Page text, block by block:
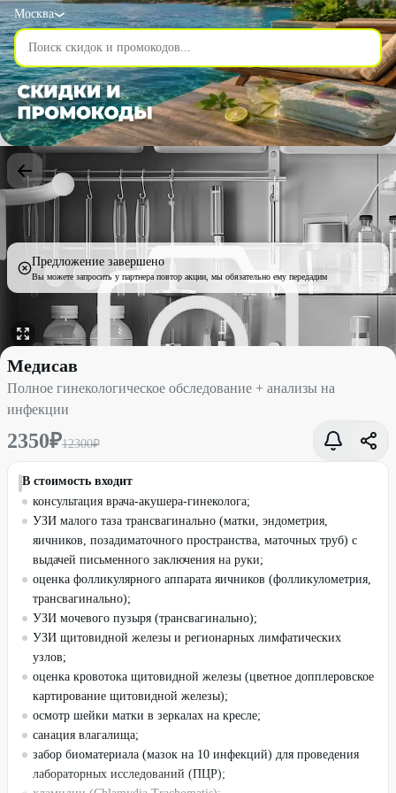
Москва
Предложение завершено
Вы можете запросить у партнера повтор акции, мы обязательно ему передадим
Полное гинекологическое обследование + анализы на
Медисав
Полное гинекологическое обследование + анализы на
инфекции
2350₽12300₽
В стоимость входит
консультация врача-акушера-гинеколога;
УЗИ малого таза трансвагинально (матки, эндометрия,
яичников, позадиматочного пространства, маточных труб) с
выдачей письменного заключения на руки;
оценка фолликулярного аппарата яичников (фолликулометрия,
трансвагинально);
УЗИ мочевого пузыря (трансвагинально);
УЗИ щитовидной железы и регионарных лимфатических
узлов;
оценка кровотока щитовидной железы (цветное допплеровское
картирование щитовидной железы);
осмотр шейки матки в зеркалах на кресле;
санация влагалища;
забор биоматериала (мазок на 10 инфекций) для проведения
лабораторных исследований (ПЦР);